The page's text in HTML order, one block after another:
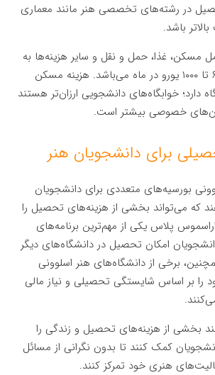
در رشته‌های تخصصی هنر مانند معماری
باشد.
مسکن، غذا، حمل و نقل و سایر هزینه‌ها به
طور میانگین بین ۶۰۰ تا ۱۰۰۰ یورو در ماه می‌باشد. هزینه مسکن
دارد؛ خوابگاه‌های دانشجویی ارزان‌تر هستند
خصوصی بیشتر است.
برای دانشجویان هنر
بورسیه‌های متعددی برای دانشجویان
که می‌تواند بخشی از هزینه‌های تحصیل را
پلاس یکی از مهم‌ترین برنامه‌های
امکان تحصیل در دانشگاه‌های دیگر
برخی از دانشگاه‌های هنر اسلوونی
بر اساس شایستگی تحصیلی و نیاز مالی
بخشی از هزینه‌های تحصیل و زندگی را
کمک کنند تا بدون نگرانی از مسائل
هنری خود تمرکز کنند.